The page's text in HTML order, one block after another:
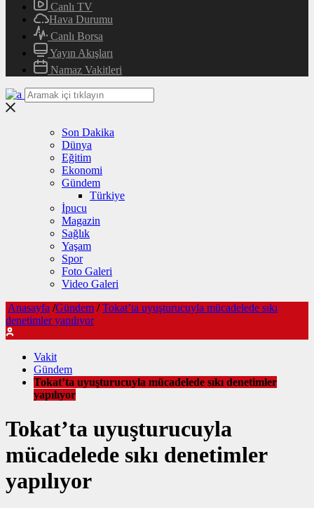
Canlı TV
Hava Durumu
Canlı Borsa
Yayın Akışları
Namaz Vakitleri
Son Dakika
Dünya
Eğitim
Ekonomi
Gündem
Türkiye
İpucu
Magazin
Sağlık
Yaşam
Spor
Foto Galeri
Video Galeri
Anasayfa /Gündem / Tokat’ta uyuşturucuyla mücadelede sıkı
denetimler yapılıyor
Vakit
Gündem
Tokat’ta uyuşturucuyla mücadelede sıkı denetimler
yapılıyor
Tokat’ta uyuşturucuyla
mücadelede sıkı denetimler
yapılıyor